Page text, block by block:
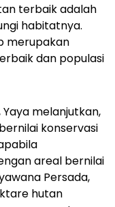
terbaik adalah
habitatnya.
merupakan
dan populasi
melanjutkan,
konservasi
areal bernilai
Persada,
hutan